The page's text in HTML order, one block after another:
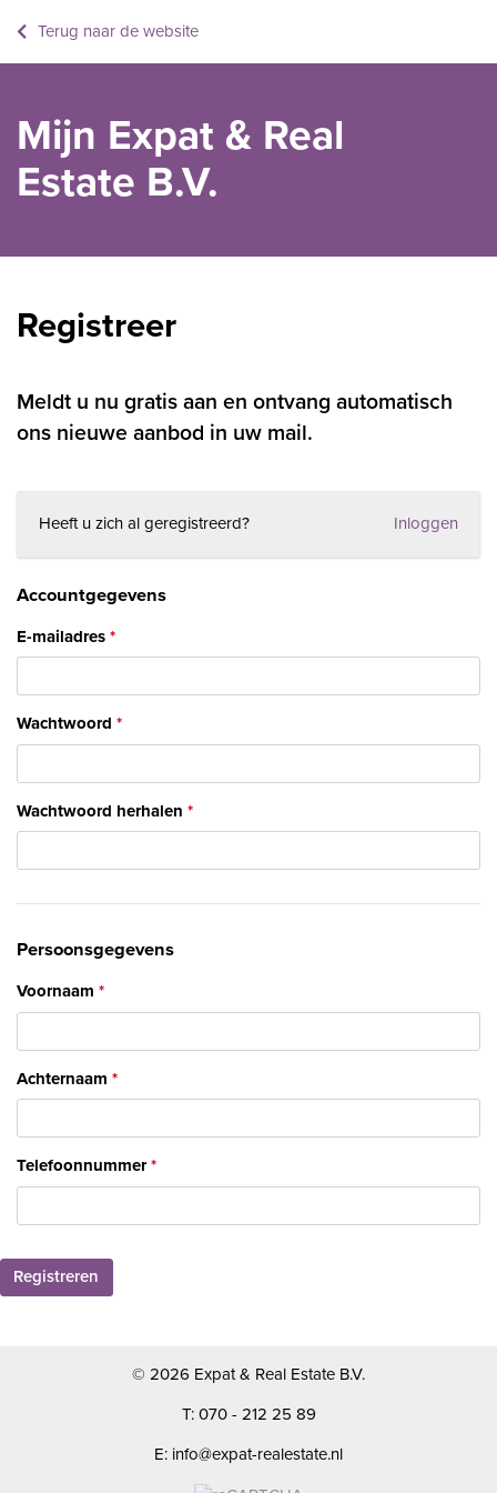
Terug naar de website
Mijn Expat & Real
Estate B.V.
Registreer
Meldt u nu gratis aan en ontvang automatisch
ons nieuwe aanbod in uw mail.
Heeft u zich al geregistreerd? Inloggen
Accountgegevens
E-mailadres
Wachtwoord
Wachtwoord herhalen
Persoonsgegevens
Voornaam
Achternaam
Telefoonnummer
Registreren
© 2026 Expat & Real Estate B.V.
T: 070 - 212 25 89
E: info@expat-realestate.nl